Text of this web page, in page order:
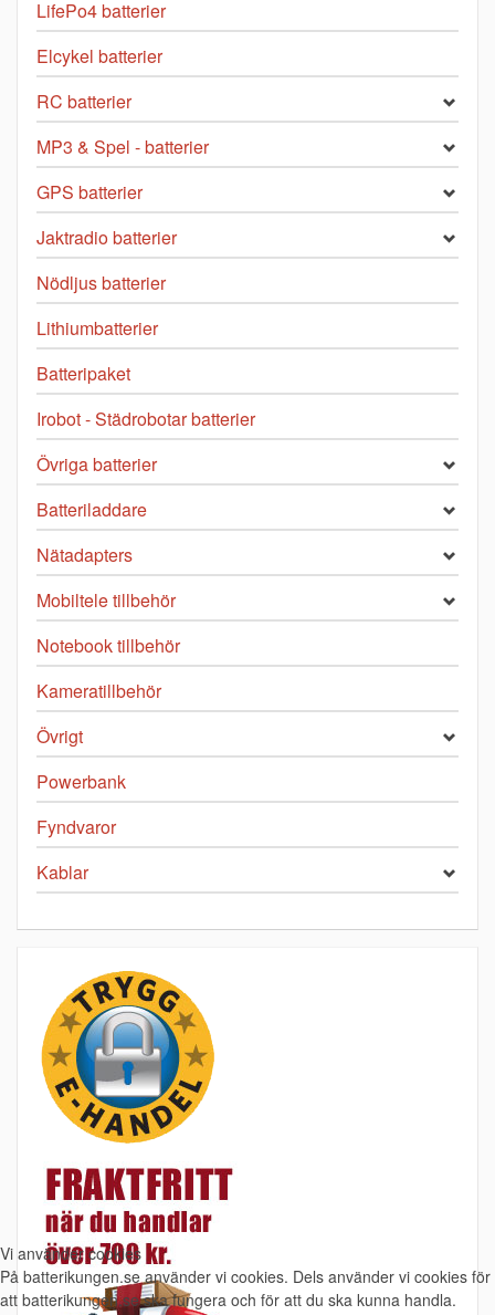
LifePo4 batterier
Elcykel batterier
RC batterier
MP3 & Spel - batterier
GPS batterier
Jaktradio batterier
Nödljus batterier
Lithiumbatterier
Batteripaket
Irobot - Städrobotar batterier
Övriga batterier
Batteriladdare
Nätadapters
Mobiltele tillbehör
Notebook tillbehör
Kameratillbehör
Övrigt
Powerbank
Fyndvaror
Kablar
Vi använder cookies
På batterikungen.se använder vi cookies. Dels använder vi cookies för
att batterikungen.se ska fungera och för att du ska kunna handla.